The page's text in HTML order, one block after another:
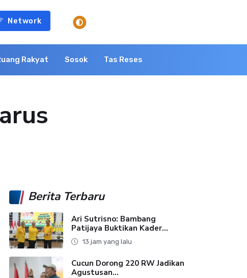
Network
Rakyat Sosok Tas Reses
Berita Terbaru
Ari Sutrisno: Bambang
Patijaya Buktikan Kader...
13 jam yang lalu
Cucun Dorong 220 RW Jadikan
Agustusan...